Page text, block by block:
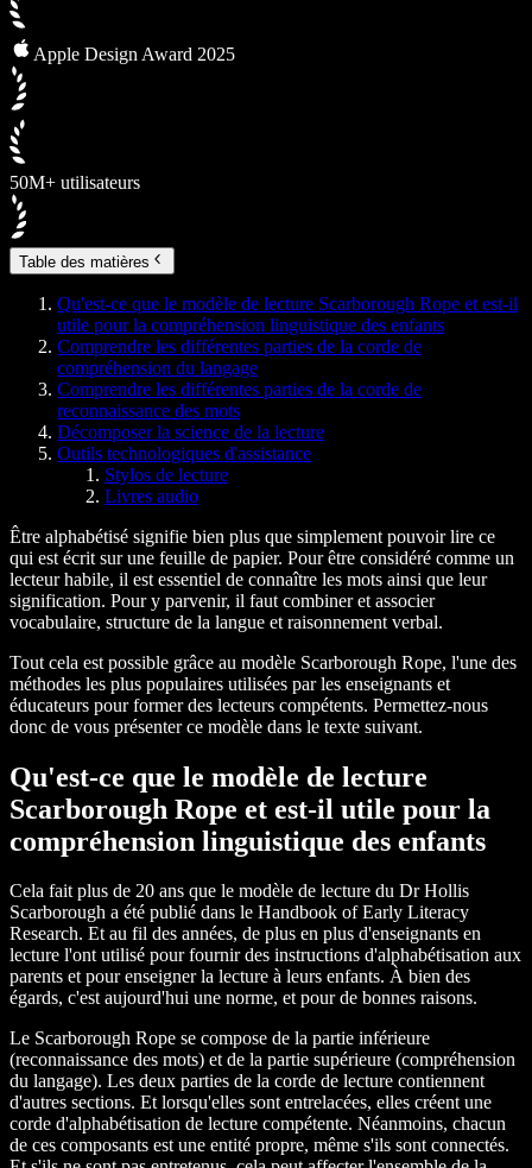
Apple Design Award 2025
50M+ utilisateurs
Table des matières
Qu'est-ce que le modèle de lecture Scarborough Rope et est-il
utile pour la compréhension linguistique des enfants
Comprendre les différentes parties de la corde de
compréhension du langage
Comprendre les différentes parties de la corde de
reconnaissance des mots
Décomposer la science de la lecture
Outils technologiques d'assistance
Stylos de lecture
Livres audio
Être alphabétisé signifie bien plus que simplement pouvoir lire ce
qui est écrit sur une feuille de papier. Pour être considéré comme un
lecteur habile, il est essentiel de connaître les mots ainsi que leur
signification. Pour y parvenir, il faut combiner et associer
vocabulaire, structure de la langue et raisonnement verbal.
Tout cela est possible grâce au modèle Scarborough Rope, l'une des
méthodes les plus populaires utilisées par les enseignants et
éducateurs pour former des lecteurs compétents. Permettez-nous
donc de vous présenter ce modèle dans le texte suivant.
Qu'est-ce que le modèle de lecture
Scarborough Rope et est-il utile pour la
compréhension linguistique des enfants
Cela fait plus de 20 ans que le modèle de lecture du Dr Hollis
Scarborough a été publié dans le Handbook of Early Literacy
Research. Et au fil des années, de plus en plus d'enseignants en
lecture l'ont utilisé pour fournir des instructions d'alphabétisation aux
parents et pour enseigner la lecture à leurs enfants. À bien des
égards, c'est aujourd'hui une norme, et pour de bonnes raisons.
Le Scarborough Rope se compose de la partie inférieure
(reconnaissance des mots) et de la partie supérieure (compréhension
du langage). Les deux parties de la corde de lecture contiennent
d'autres sections. Et lorsqu'elles sont entrelacées, elles créent une
corde d'alphabétisation de lecture compétente. Néanmoins, chacun
de ces composants est une entité propre, même s'ils sont connectés.